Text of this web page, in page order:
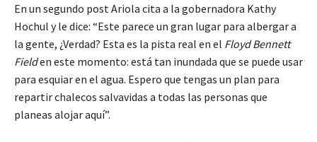
En un segundo post Ariola cita a la gobernadora Kathy
Hochul y le dice: “Este parece un gran lugar para albergar a
la gente, ¿Verdad? Esta es la pista real en el Floyd Bennett
Fielden este momento: está tan inundada que se puede usar
para esquiar en el agua. Espero que tengas un plan para
repartir chalecos salvavidas a todas las personas que
planeas alojar aquí”.